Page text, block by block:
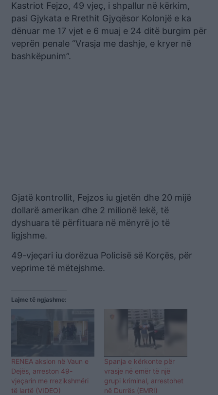
Kastriot Fejzo, 49 vjeç, i shpallur në kërkim,
pasi Gjykata e Rrethit Gjyqësor Kolonjë e ka
dënuar me 17 vjet e 6 muaj e 24 ditë burgim për
veprën penale “Vrasja me dashje, e kryer në
bashkëpunim”.
Gjatë kontrollit, Fejzos iu gjetën dhe 20 mijë
dollarë amerikan dhe 2 milionë lekë, të
dyshuara të përfituara në mënyrë jo të
ligjshme.
49-vjeçari iu dorëzua Policisë së Korçës, për
veprime të mëtejshme.
Lajme të ngjashme:
RENEA aksion në Vaun e
Dejës, arreston 49-
vjeçarin me rrezikshmëri
të lartë (VIDEO)
Spanja e kërkonte për
vrasje në emër të një
grupi kriminal, arrestohet
në Durrës (EMRI)